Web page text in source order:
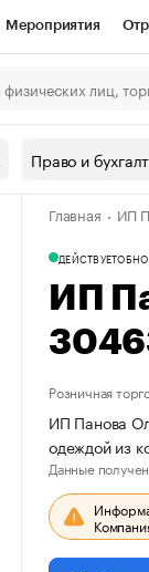
Мероприятия
Спецпроекты
наличной
Право и
Главная ИП
ДЕЙСТВУЕТ
ИП
Розничная
ИП Панова
одеждой из
Данные